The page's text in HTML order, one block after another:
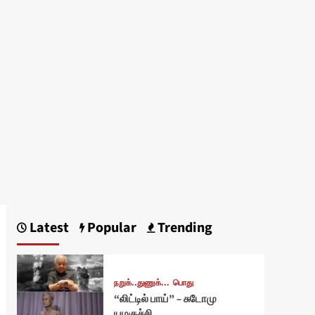
Latest Popular Trending
நறுக்..துணுக்... பொது
“லிட்டில் பாய்” – சுடோமு